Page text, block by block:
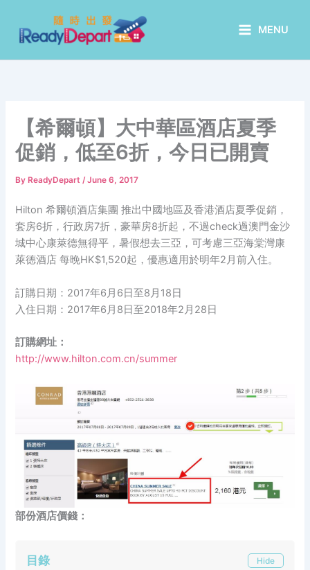
content
MENU
【希爾頓】大中華區酒店夏季
促銷，低至6折，今日已開賣
By ReadyDepart/June 6, 2017
Hilton 希爾頓酒店集團 推出中國地區及香港酒店夏季促銷，
套房6折，行政房7折，豪華房8折起，不過check過澳門金沙
城中心康萊德無得平，暑假想去三亞，可考慮三亞海棠灣康
萊德酒店 每晚HK$1,520起，優惠適用於明年2月前入住。
訂購日期：2017年6月6日至8月18日
入住日期：2017年6月8日至2018年2月28日
訂購網址：
http://www.hilton.com.cn/summer
部份酒店價錢：
目錄 Hide